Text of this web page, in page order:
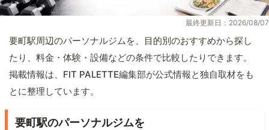
最終更新日：2026/08/07
要町駅周辺のパーソナルジムを、目的別のおすすめから探し
たり、料金・体験・設備などの条件で比較したりできます。
掲載情報は、FIT PALETTE編集部が公式情報と独自取材をも
とに整理しています。
要町駅のパーソナルジムを